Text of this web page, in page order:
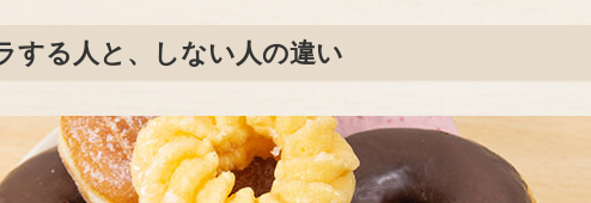
する人と、しない人の違い